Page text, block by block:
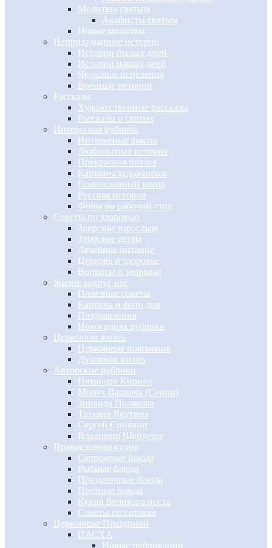
Молитвы святым
Акафисты святым
Новые молитвы
Непридуманные истории
Истории былых дней
Истории наших дней
Чудесные исцеления
Военные истории
Рассказы
Художественные рассказы
Рассказы о святых
Интересная рубрика
Интересные факты
Любопытная история
Прекрасная поэзия
Картины художников
Православный юмор
Русская история
Фоны на рабочий стол
Советы по здоровью
Здоровье взрослым
Здоровье детям
Лечебное питание
Церковь и здоровье
Вопросы о здоровье
Жизнь вокруг нас
Полезные советы
Картина и фото дня
Поздравления
Новогодняя рубрика
Церковная жизнь
Церковные пояснения
Духовная жизнь
Авторские рубрики
Патриарх Кирилл
Монах Варнава (Санин)
Зинаида Полякова
Татьяна Якутина
Сергей Синявин
Владимир Шебзухов
Православная кухня
Скоромные блюда
Рыбные блюда
Праздничные блюда
Постные блюда
Кухня Великого поста
Советы по готовке
Церковные Праздники
ПАСХА
Новые публикации